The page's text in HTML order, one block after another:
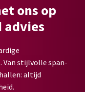
ons op
Van stijlvolle span-
altijd